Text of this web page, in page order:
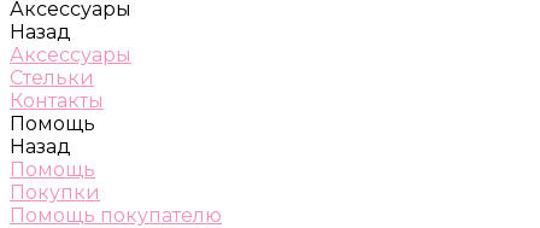
Аксессуары
Назад
Аксессуары
Стельки
Контакты
Помощь
Назад
Помощь
Покупки
Помощь покупателю